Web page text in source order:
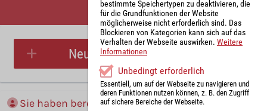
Parkplatzreservierung
Sie haben bereits ein Konto?
Neue Parkplatzreservierung
bestimmte Speichertypen zu deaktivieren, die
für die Grundfunktionen der Website
möglicherweise nicht erforderlich sind. Das
Blockieren von Kategorien kann sich auf das
Verhalten der Webseite auswirken. Weitere
Informationen
Unbedingt erforderlich
Essentiell, um auf der Webseite zu navigieren und
deren Funktionen nutzen können, z. B. den Zugriff
auf sichere Bereiche der Webseite.